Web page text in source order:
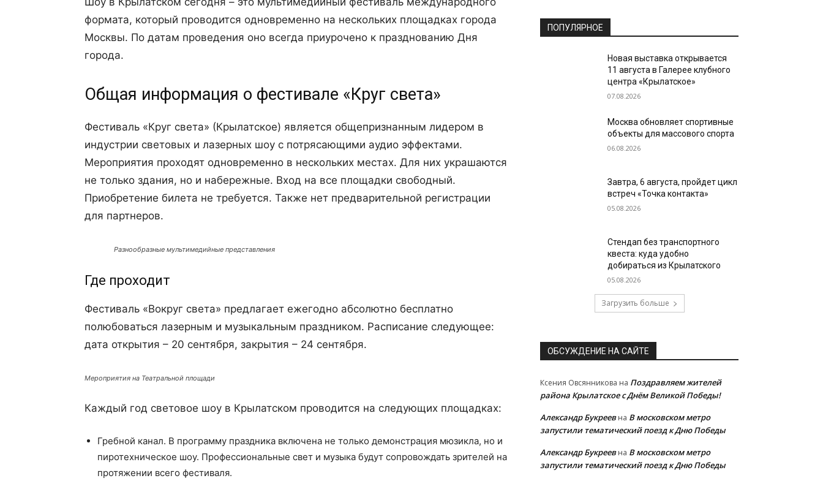
формата, который проводится одновременно на нескольких площадках города
Москвы. По датам проведения оно всегда приурочено к празднованию Дня
города.
Общая информация о фестивале «Круг света»
Фестиваль «Круг света» (Крылатское) является общепризнанным лидером в
индустрии световых и лазерных шоу с потрясающими аудио эффектами.
Мероприятия проходят одновременно в нескольких местах. Для них украшаются
не только здания, но и набережные. Вход на все площадки свободный.
Приобретение билета не требуется. Также нет предварительной регистрации
для партнеров.
Разнообразные мультимедийные представления
Где проходит
Фестиваль «Вокруг света» предлагает ежегодно абсолютно бесплатно
полюбоваться лазерным и музыкальным праздником. Расписание следующее:
дата открытия – 20 сентября, закрытия – 24 сентября.
Мероприятия на Театральной площади
Каждый год световое шоу в Крылатском проводится на следующих площадках:
Гребной канал. В программу праздника включена не только демонстрация мюзикла, но и
пиротехническое шоу. Профессиональные свет и музыка будут сопровождать зрителей на
протяжении всего фестиваля.
ПОПУЛЯРНОЕ
Новая выставка открывается
11 августа в Галерее клубного
центра «Крылатское»
07.08.2026
Москва обновляет спортивные
объекты для массового спорта
06.08.2026
Завтра, 6 августа, пройдет цикл
встреч «Точка контакта»
05.08.2026
Стендап без транспортного
квеста: куда удобно
добираться из Крылатского
05.08.2026
Загрузить больше
ОБСУЖДЕНИЕ НА САЙТЕ
Ксения Овсянникова на Поздравляем жителей
района Крылатское с Днём Великой Победы!
Александр Букреевна В московском метро
запустили тематический поезд к Дню Победы
Александр Букреевна В московском метро
запустили тематический поезд к Дню Победы